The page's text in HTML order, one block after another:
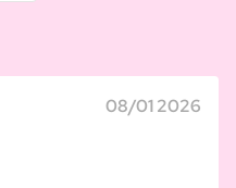
08/01 2026